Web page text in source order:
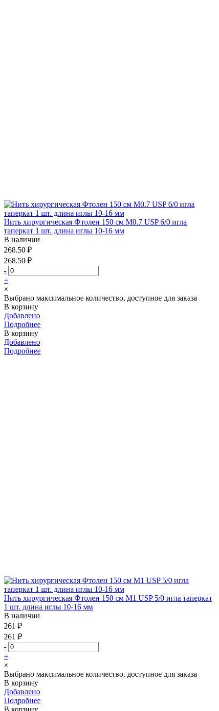
Нить хирургическая Фтолен 150 см М0.7 USP 6/0 игла
таперкат 1 шт. длина иглы 10-16 мм
В наличии
268.50 ₽
268.50 ₽
-
+
×
Выбрано максимальное количество, доступное для заказа
В корзину
Добавлено
Подробнее
В корзину
Добавлено
Подробнее
Нить хирургическая Фтолен 150 см М1 USP 5/0 игла таперкат
1 шт. длина иглы 10-16 мм
В наличии
261 ₽
261 ₽
-
+
×
Выбрано максимальное количество, доступное для заказа
В корзину
Добавлено
Подробнее
В корзину